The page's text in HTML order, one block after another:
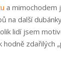
a mimochodem
další
lidí jsem
zdařilých